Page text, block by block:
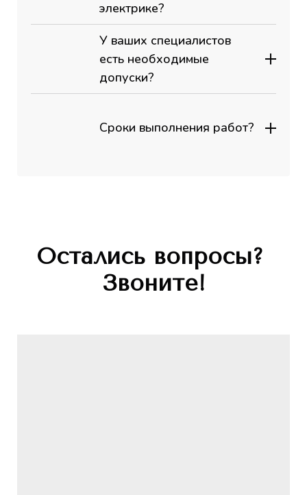
электрике?
У ваших специалистов
есть необходимые
допуски?
Сроки выполнения работ?
Остались вопросы?
Звоните!